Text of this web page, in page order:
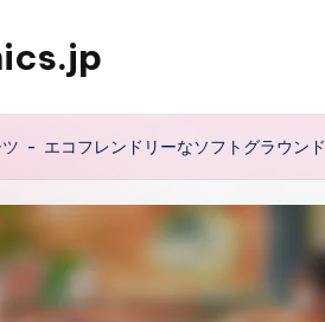
- エコフレンドリーなソフトグラウン